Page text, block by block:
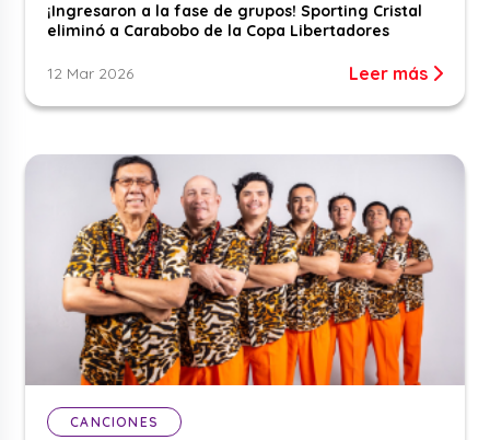
¡Ingresaron a la fase de grupos! Sporting Cristal
eliminó a Carabobo de la Copa Libertadores
12 Mar 2026 Leer más
CANCIONES